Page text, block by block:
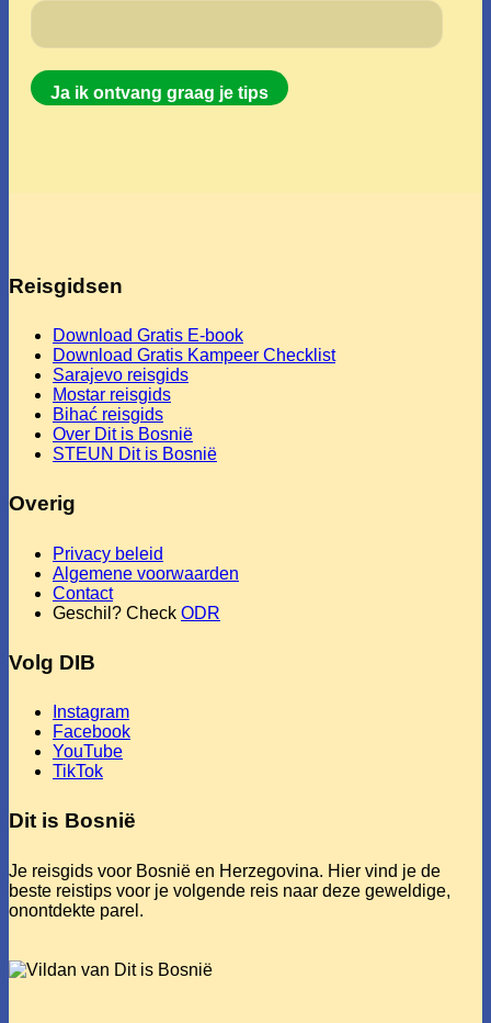
Reisgidsen
Download Gratis E-book
Download Gratis Kampeer Checklist
Sarajevo reisgids
Mostar reisgids
Bihać reisgids
Over Dit is Bosnië
STEUN Dit is Bosnië
Overig
Privacy beleid
Algemene voorwaarden
Contact
Geschil? Check ODR
Volg DIB
Instagram
Facebook
YouTube
TikTok
Dit is Bosnië
Je reisgids voor Bosnië en Herzegovina. Hier vind je de
beste reistips voor je volgende reis naar deze geweldige,
onontdekte parel.